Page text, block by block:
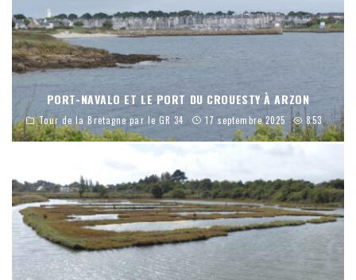
PORT-NAVALO ET LE PORT DU CROUESTY À ARZON
Tour de la Bretagne par le GR 34 17 septembre 2025 853